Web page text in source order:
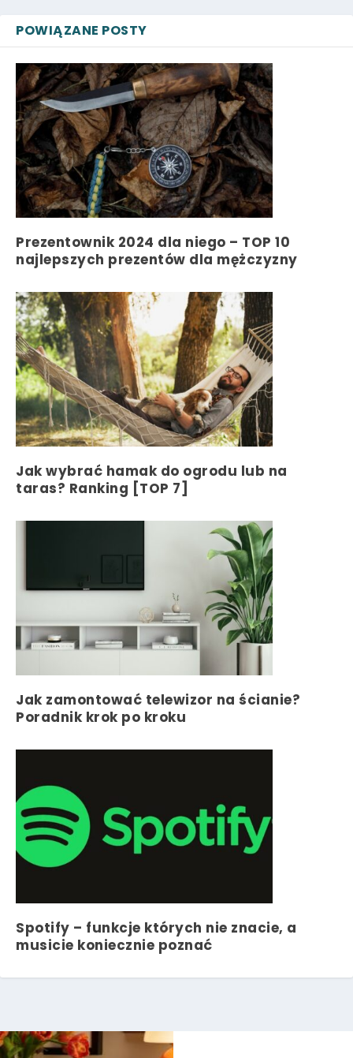
POWIĄZANE POSTY
Prezentownik 2024 dla niego – TOP 10
najlepszych prezentów dla mężczyzny
Jak wybrać hamak do ogrodu lub na
taras? Ranking [TOP 7]
Jak zamontować telewizor na ścianie?
Poradnik krok po kroku
Spotify – funkcje których nie znacie, a
musicie koniecznie poznać